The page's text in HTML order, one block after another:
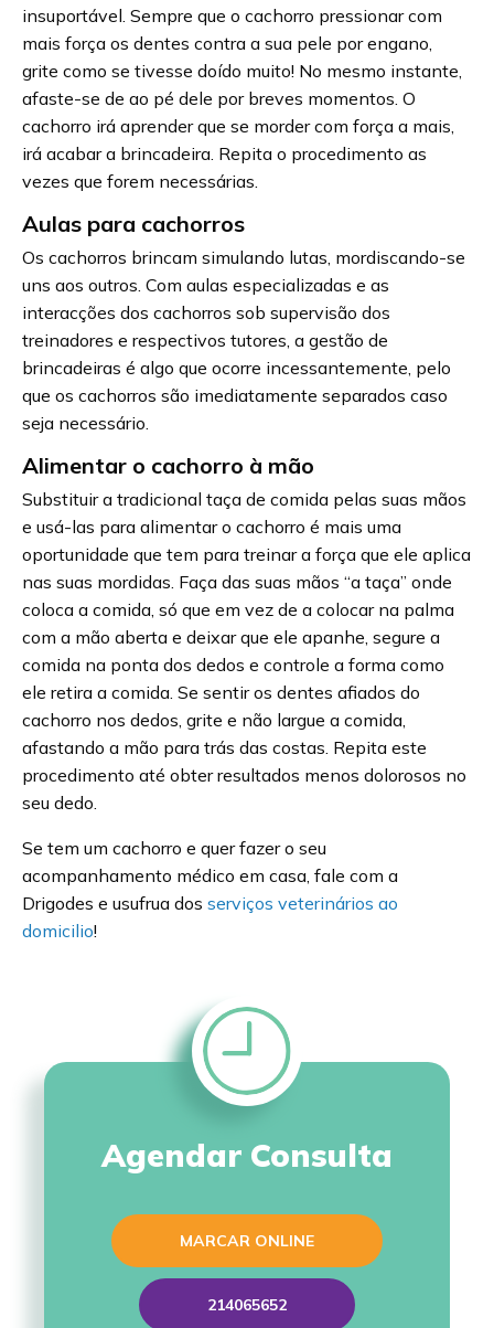
insuportável. Sempre que o cachorro pressionar com
mais força os dentes contra a sua pele por engano,
grite como se tivesse doído muito! No mesmo instante,
afaste-se de ao pé dele por breves momentos. O
cachorro irá aprender que se morder com força a mais,
irá acabar a brincadeira. Repita o procedimento as
vezes que forem necessárias.
Aulas para cachorros
Os cachorros brincam simulando lutas, mordiscando-se
uns aos outros. Com aulas especializadas e as
interacções dos cachorros sob supervisão dos
treinadores e respectivos tutores, a gestão de
brincadeiras é algo que ocorre incessantemente, pelo
que os cachorros são imediatamente separados caso
seja necessário.
Alimentar o cachorro à mão
Substituir a tradicional taça de comida pelas suas mãos
e usá-las para alimentar o cachorro é mais uma
oportunidade que tem para treinar a força que ele aplica
nas suas mordidas. Faça das suas mãos “a taça” onde
coloca a comida, só que em vez de a colocar na palma
com a mão aberta e deixar que ele apanhe, segure a
comida na ponta dos dedos e controle a forma como
ele retira a comida. Se sentir os dentes afiados do
cachorro nos dedos, grite e não largue a comida,
afastando a mão para trás das costas. Repita este
procedimento até obter resultados menos dolorosos no
seu dedo.
Se tem um cachorro e quer fazer o seu
acompanhamento médico em casa, fale com a
Drigodes e usufrua dos serviços veterinários ao
domicilio!
Agendar Consulta
MARCAR ONLINE
214065652